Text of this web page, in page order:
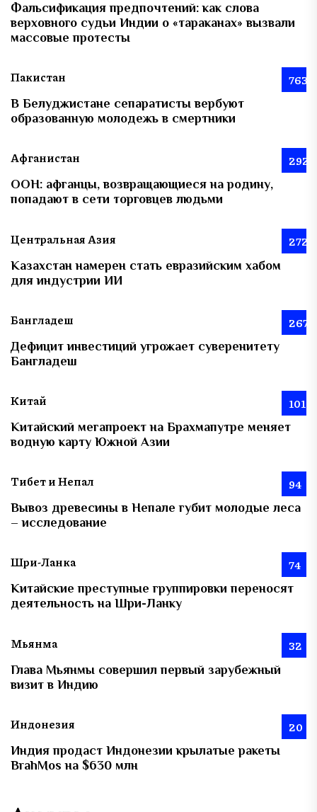
Фальсификация предпочтений: как слова
верховного судьи Индии о «тараканах» вызвали
массовые протесты
Пакистан 763
В Белуджистане сепаратисты вербуют
образованную молодежь в смертники
Афганистан 292
ООН: афганцы, возвращающиеся на родину,
попадают в сети торговцев людьми
Центральная Азия 272
Казахстан намерен стать евразийским хабом
для индустрии ИИ
Бангладеш 267
Дефицит инвестиций угрожает суверенитету
Бангладеш
Китай 101
Китайский мегапроект на Брахмапутре меняет
водную карту Южной Азии
Тибет и Непал 94
Вывоз древесины в Непале губит молодые леса
– исследование
Шри-Ланка 74
Китайские преступные группировки переносят
деятельность на Шри-Ланку
Мьянма 32
Глава Мьянмы совершил первый зарубежный
визит в Индию
Индонезия 20
Индия продаст Индонезии крылатые ракеты
BrahMos на $630 млн